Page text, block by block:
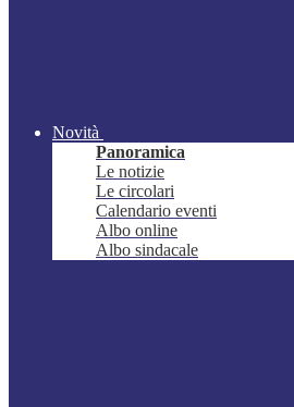
Novità
Panoramica
Le notizie
Le circolari
Calendario eventi
Albo online
Albo sindacale